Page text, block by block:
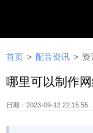
首页 > 配音资讯 > 资
哪里可以制作
日期：2023-09-12 22:15:55